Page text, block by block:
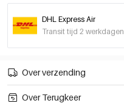
DHL Express Air
Transit tijd 2 werkdagen
Over verzending
Over Terugkeer